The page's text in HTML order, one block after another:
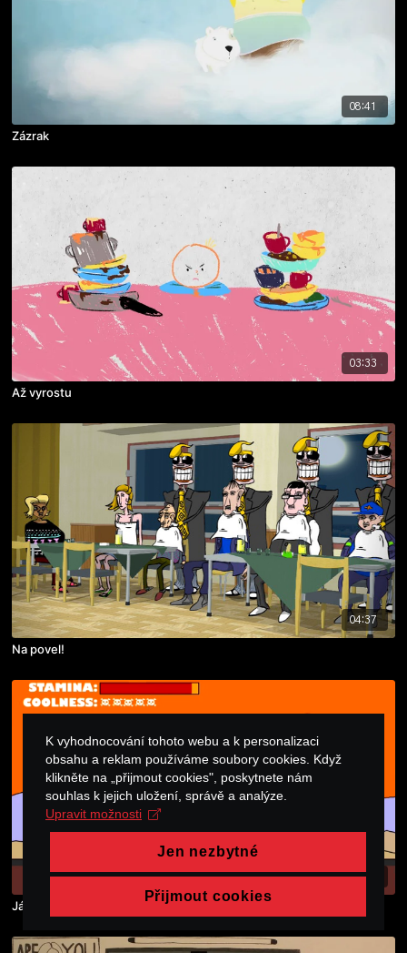
08:41
Zázrak
03:33
Až vyrostu
04:37
Na povel!
04:22
Já, kyborg
K vyhodnocování tohoto webu a k personalizaci
obsahu a reklam používáme soubory cookies. Když
klikněte na „přijmout cookies", poskytnete nám
souhlas k jejich uložení, správě a analýze.
Upravit možnosti
Jen nezbytné
Přijmout cookies